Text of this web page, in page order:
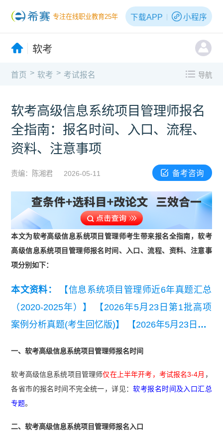
专注在线职业教育25年 下载APP 小程序
软考
首页 > 软考 > 考试报名 导航
软考高级信息系统项目管理师报名
全指南：报名时间、入口、流程、
资料、注意事项
责编：陈湘君 2026-05-11 备考咨询
本文为软考高级信息系统项目管理师考生带来报名全指南，软考
高级信息系统项目管理师报名时间、入口、流程、资料、注意事
项分别如下：
本文资料：
【信息系统项目管理师近6年真题汇总
（2020-2025年）】
【2026年5月23日第1批高项
案例分析真题(考生回忆版)】
【2026年5月23日第1
f】 【2026年5月24日高项第二批次论文真题（考
生回忆版）.pdf】
一、软考高级信息系统项目管理师报名时间
软考高级信息系统项目管理师仅在上半年开考，考试报名3-4月 ，
各省市的报名时间不完全统一，详见：软考报名时间及入口汇总
专题。
二、软考高级信息系统项目管理师报名入口